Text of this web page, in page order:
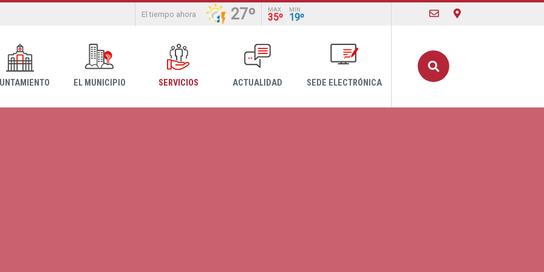
El tiempo ahora 27º MAX
35º
MIN
19º
EL MUNICIPIO SERVICIOS ACTUALIDAD SEDE ELECTRÓNICA